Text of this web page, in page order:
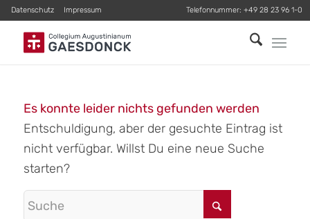
Datenschutz Impressum Telefonnummer: +49 28 23 96 1-0
Es konnte leider nichts gefunden werden
Entschuldigung, aber der gesuchte Eintrag ist
nicht verfügbar. Willst Du eine neue Suche
starten?